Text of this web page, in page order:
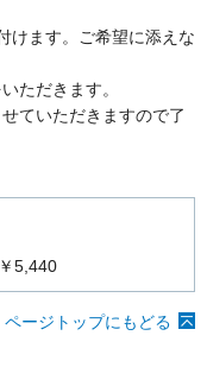
けます。ご希望に添えな
ただきます。
ていただきますので了
5,440
ページトップにもどる